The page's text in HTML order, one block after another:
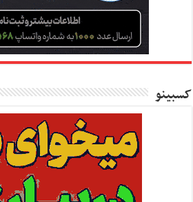
کسبینو